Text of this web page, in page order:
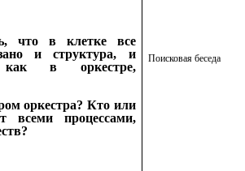
что в клетке все
и структура, и
как в оркестре,
оркестра? Кто или
всеми процессами,
Поисковая беседа